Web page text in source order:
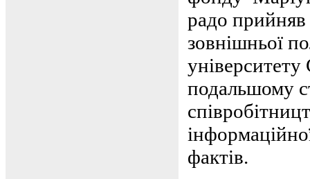
радо
зовнішньої
подальшому
фактів.